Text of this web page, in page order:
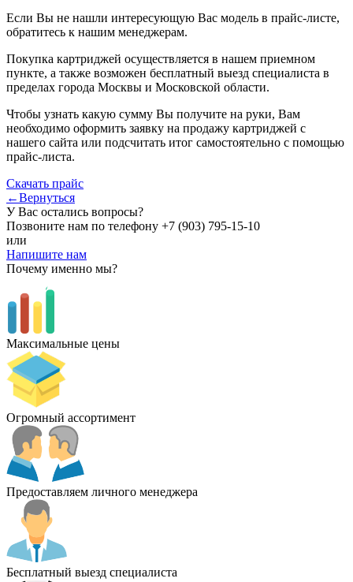
Если Вы не нашли интересующую Вас модель в прайс-листе,
обратитесь к нашим менеджерам.
Покупка картриджей осуществляется в нашем приемном
пункте, а также возможен бесплатный выезд специалиста в
пределах города Москвы и Московской области.
Чтобы узнать какую сумму Вы получите на руки, Вам
необходимо оформить заявку на продажу картриджей с
нашего сайта или подсчитать итог самостоятельно с помощью
прайс-листа.
Скачать прайс
←Вернуться
У Вас остались вопросы?
Позвоните нам по телефону +7 (903) 795-15-10
или
Напишите нам
Почему именно мы?
Максимальные цены
Огромный ассортимент
Предоставляем личного менеджера
Бесплатный выезд специалиста